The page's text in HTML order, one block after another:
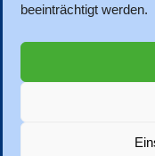
beeinträchtigt werden.
DVPB-